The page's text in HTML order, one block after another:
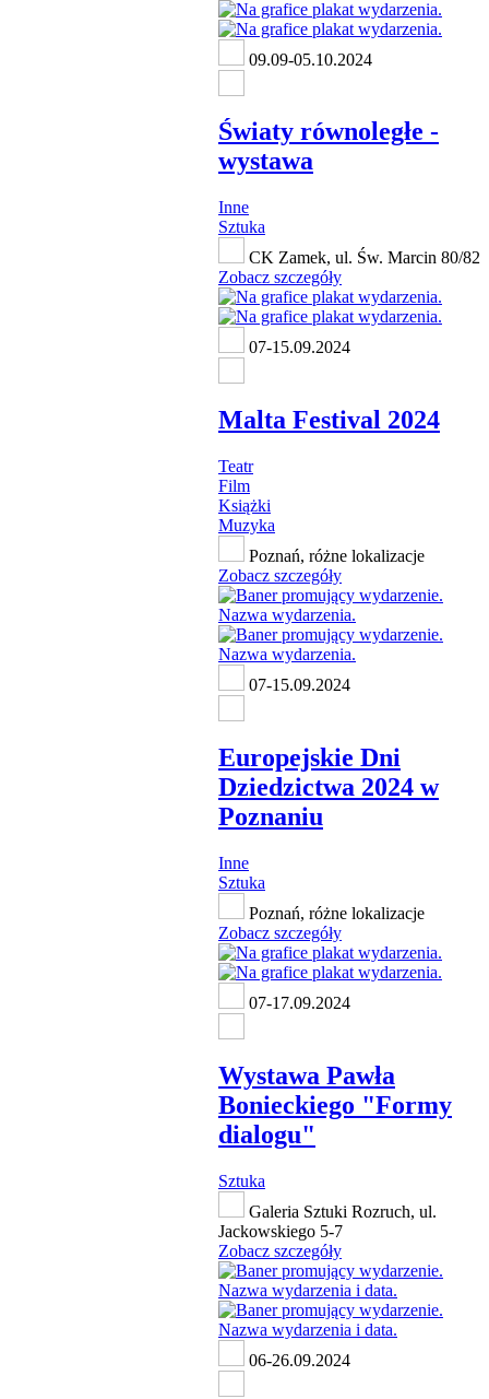
09.09-05.10.2024
Światy równoległe -
wystawa
Inne
Sztuka
CK Zamek, ul. Św. Marcin 80/82
Zobacz szczegóły
07-15.09.2024
Malta Festival 2024
Teatr
Film
Książki
Muzyka
Poznań, różne lokalizacje
Zobacz szczegóły
07-15.09.2024
Europejskie Dni
Dziedzictwa 2024 w
Poznaniu
Inne
Sztuka
Poznań, różne lokalizacje
Zobacz szczegóły
07-17.09.2024
Wystawa Pawła
Bonieckiego "Formy
dialogu"
Sztuka
Galeria Sztuki Rozruch, ul.
Jackowskiego 5-7
Zobacz szczegóły
06-26.09.2024